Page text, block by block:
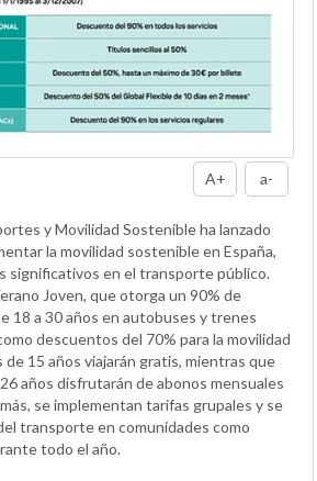
A+ a-
y Movilidad Sostenible ha lanzado
la movilidad sostenible en España,
significativos en el transporte público.
Joven, que otorga un 90% de
18 a 30 años en autobuses y trenes
descuentos del 70% para la movilidad
de 15 años viajarán gratis, mientras que
años disfrutarán de abonos mensuales
se implementan tarifas grupales y se
transporte en comunidades como
todo el año.